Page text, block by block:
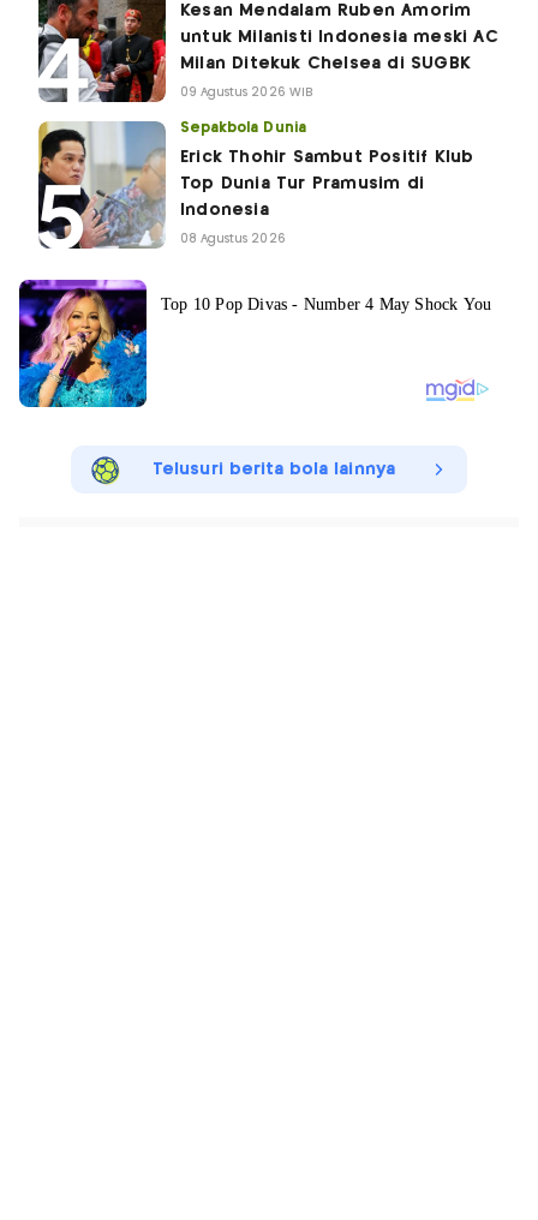
Kesan Mendalam Ruben Amorim
untuk Milanisti Indonesia meski AC
Milan Ditekuk Chelsea di SUGBK
09 Agustus 2026 WIB
Sepakbola Dunia
Erick Thohir Sambut Positif Klub
Top Dunia Tur Pramusim di
Indonesia
08 Agustus 2026
Telusuri berita bola lainnya